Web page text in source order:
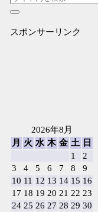
スポンサーリンク
2026年8月
月
火 水 木 金 土
日
1
2
3
4 5 6 7 8
9
10 11 12 13 14 15 16
17 18 19 20 21 22 23
24 25 26 27 28 29 30